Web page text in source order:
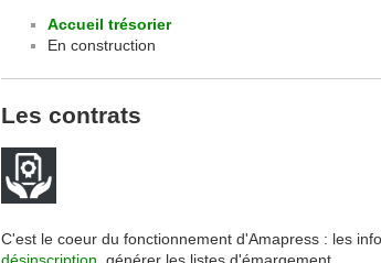
Accueil trésorier
En construction
Les contrats
C'est le coeur du fonctionnement d'Amapress : les
désinscription , générer les listes d'émargement…